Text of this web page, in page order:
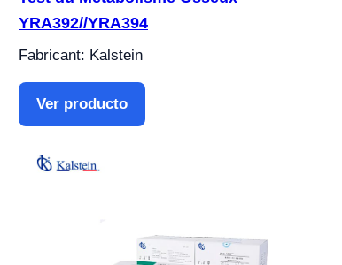
YRA392//YRA394
Fabricant: Kalstein
Ver producto